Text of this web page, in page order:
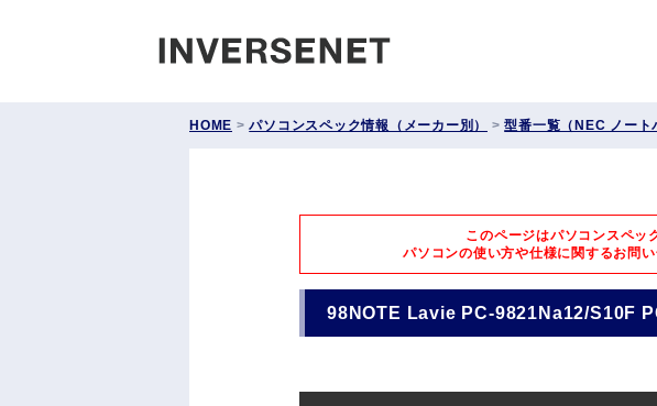
HOME >パソコンスペック情報（メーカー別） >型番一覧（NEC ノート
このページはパソコンスペッ
パソコンの使い方や仕様に関するお問
98NOTE Lavie PC-9821Na12/S10F